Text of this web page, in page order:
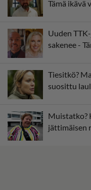
Tämä ikävä
Uuden
sakenee -
Tiesitkö?
suosittu
Muistatko?
jättimäisen